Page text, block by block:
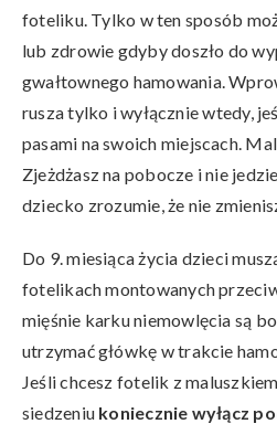
foteliku. Tylko w ten sposób
lub zdrowie gdyby doszło do
gwałtownego hamowania.
rusza tylko i wyłącznie wtedy,
pasami na swoich miejscach.
Zjeżdżasz na pobocze i nie
dziecko zrozumie, że nie
Do 9. miesiąca życia dzieci
fotelikach montowanych
mięśnie karku niemowlęcia są
utrzymać główkę w trakcie
Jeśli chcesz fotelik z
siedzeniu koniecznie wyłącz